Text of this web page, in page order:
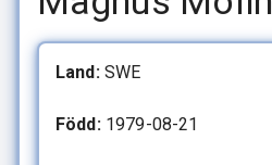
Land:SWE
Född:1979-08-21